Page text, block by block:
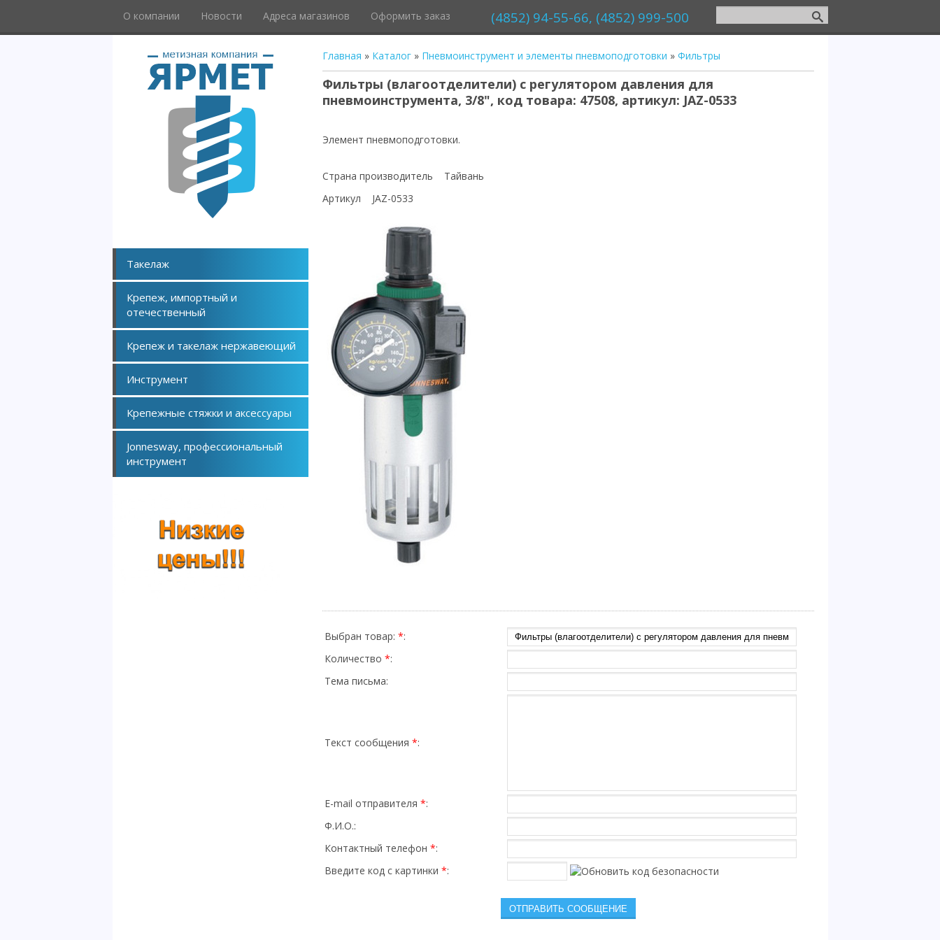
О компании Новости Адреса магазинов Оформить заказ (4852) 94-55-66, (4852) 999-500
Главная » Каталог» Пневмоинструмент и элементы пневмоподготовки » Фильтры
Фильтры (влагоотделители) с регулятором давления для
пневмоинструмента, 3/8", код товара: 47508, артикул: JAZ-0533
Элемент пневмоподготовки.
Страна производитель Тайвань
Артикул JAZ-0533
Выбран товар: *:
Количество *:
Тема письма:
Текст сообщения *:
E-mail отправителя *:
Ф.И.О.:
Контактный телефон *:
Введите код с картинки *:
Такелаж
Крепеж, импортный и
отечественный
Крепеж и такелаж нержавеющий
Инструмент
Крепежные стяжки и аксессуары
Jonnesway, профессиональный
инструмент